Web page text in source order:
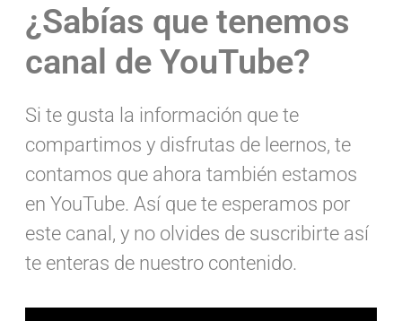
¿Sabías que tenemos
canal de YouTube?
Si te gusta la información que te
compartimos y disfrutas de leernos, te
contamos que ahora también estamos
en YouTube. Así que te esperamos por
este canal, y no olvides de suscribirte así
te enteras de nuestro contenido.